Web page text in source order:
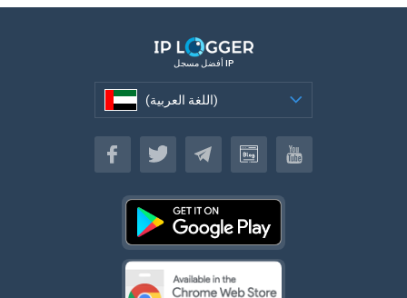
أفضل مسجل IP
(اللغة العربية)
(اللغة العربية)